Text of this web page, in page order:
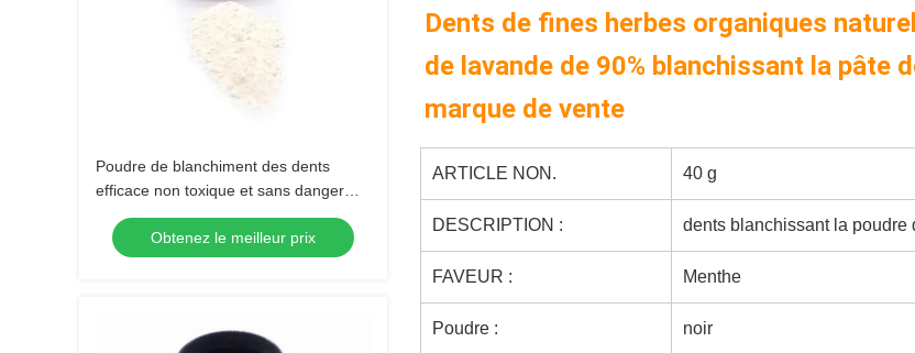
Poudre de blanchiment des dents
efficace non toxique et sans danger
pour la vie quotidienne
Obtenez le meilleur prix
Dents de fines herbes organiques
de lavande de 90% blanchissant la pâte
marque de vente
ARTICLE NON. 40 g
DESCRIPTION : dents blanchissant la poudre
FAVEUR : Menthe
Poudre : noir